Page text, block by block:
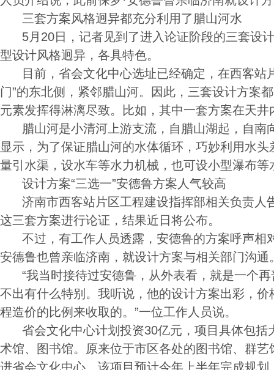
三套方案风格迥异都充分利用了腊山河水
5月20日，记者见到了进入论证阶段的三套设
型设计风格迥异，各具特色。
目前，省会文化中心选址已经确定，在西客站
门”的东北侧，紧邻腊山河。因此，三套设计方案
元素发挥得淋漓尽致。比如，其中一套方案在天井
腊山河是小清河上游支流，自腊山湖起，自南
显示，为了保证腊山河的水体循环，巧妙利用水
量引水渠，设水车等水力机械，也可设小型瀑布等
设计方案“三选一”安德鲁方案人气较高
济南市西客站片区工程建设指挥部相关负责人
这三套方案进行论证，结果近日将公布。
不过，有工作人员透露，安德鲁的方案呼声相
安德鲁也曾亲临济南，就设计方案与相关部门沟通
“我当时接待过安德鲁，从外表看，就是一个再
不出有什么特别。我听说，他的设计方案出彩，
程造价的比例来收取的。”一位工作人员说。
省会文化中心计划投资30亿元，项目具体包括
术馆、图书馆。原来位于市区各处的图书馆、群
进省会文化中心。该项目预计今年上半年完成规